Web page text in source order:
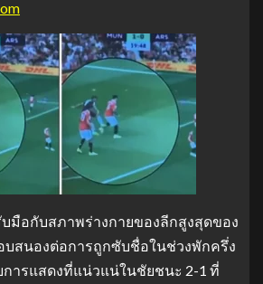
มือกับสภาพร่างกายของลีกสูงสุดของ
บสนองต่อการถูกซับชื่อในช่วงพักครึ่ง
ารแสดงที่แน่วแน่ในชัยชนะ 2-1 ที่